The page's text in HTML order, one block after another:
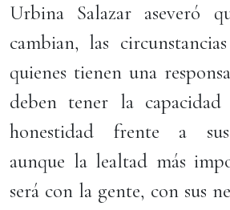
Urbina Salazar aseveró
cambian, las
quienes tienen una
deben tener la
honestidad frente a sus
aunque la lealtad más
será con la gente, con sus